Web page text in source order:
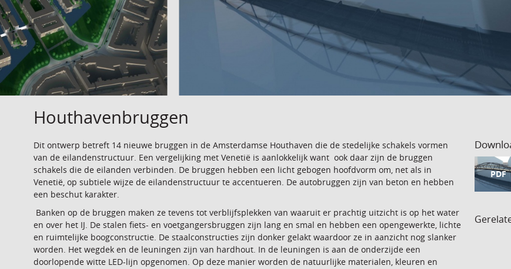
Houthavenbruggen
Dit ontwerp betreft 14 nieuwe bruggen in de Amsterdamse Houthaven die de stedelijke schakels vormen
van de eilandenstructuur. Een vergelijking met Venetië is aanlokkelijk want ook daar zijn de bruggen
schakels die de eilanden verbinden. De bruggen hebben een licht gebogen hoofdvorm om, net als in
Venetië, op subtiele wijze de eilandenstructuur te accentueren. De autobruggen zijn van beton en hebben
een beschut karakter.
Banken op de bruggen maken ze tevens tot verblijfsplekken van waaruit er prachtig uitzicht is op het water
en over het IJ. De stalen fiets- en voetgangersbruggen zijn lang en smal en hebben een opengewerkte, lichte
en ruimtelijke boogconstructie. De staalconstructies zijn donker gelakt waardoor ze in aanzicht nog slanker
worden. Het wegdek en de leuningen zijn van hardhout. In de leuningen is aan de onderzijde een
doorlopende witte LED-lijn opgenomen. Op deze manier worden de natuurlijke materialen, kleuren en
PDF